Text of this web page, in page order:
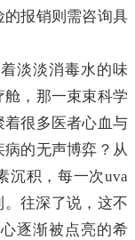
的报销则需咨询具
淡淡消毒水的味
，那一束束科学
很多医者心血与
的无声博弈？从
沉积，每一次uva
往深了说，这不
逐渐被点亮的希